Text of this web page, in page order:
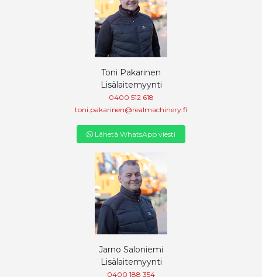
Toni Pakarinen
Lisälaitemyynti
0400 512 618
toni.pakarinen@realmachinery.fi
Lähetä WhatsApp viesti
Jarno Saloniemi
Lisälaitemyynti
0400 188 354